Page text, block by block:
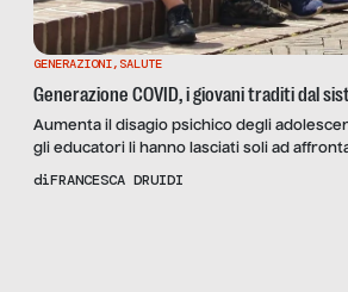
GENERAZIONI, SALUTE
Generazione COVID, i giovani traditi dal
Aumenta il disagio psichico degli
gli educatori li hanno lasciati soli ad
morte. Ne parliamo, tra gli altri, con lo
diFRANCESCA DRUIDI